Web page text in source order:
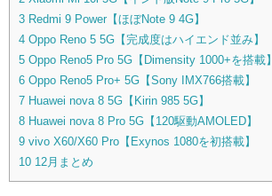
3 Redmi 9 Power【ほぼNote 9 4G】
4 Oppo Reno 5 5G【完成度はハイエンド並み】
5 Oppo Reno5 Pro 5G【Dimensity 1000+を搭載】
6 Oppo Reno5 Pro+ 5G【Sony IMX766搭載】
7 Huawei nova 8 5G【Kirin 985 5G】
8 Huawei nova 8 Pro 5G【120駆動AMOLED】
9 vivo X60/X60 Pro【Exynos 1080を初搭載】
10 12月まとめ